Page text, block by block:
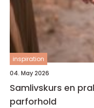
inspiration
04. May 2026
Samlivskurs en praktisk vei til et tryggere
parforhold